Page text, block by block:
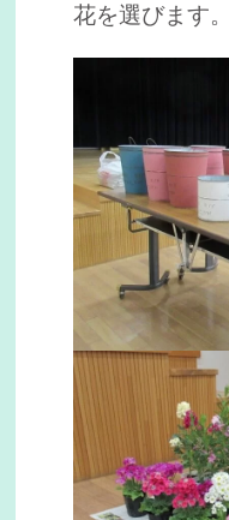
花を選びます。